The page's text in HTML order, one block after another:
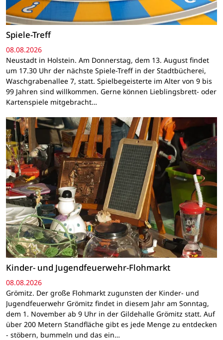
Spiele-Treff
08.08.2026
Neustadt in Holstein. Am Donnerstag, dem 13. August findet
um 17.30 Uhr der nächste Spiele-Treff in der Stadtbücherei,
Waschgrabenallee 7, statt. Spielbegeisterte im Alter von 9 bis
99 Jahren sind willkommen. Gerne können Lieblingsbrett- oder
Kartenspiele mitgebracht…
Kinder- und Jugendfeuerwehr-Flohmarkt
08.08.2026
Grömitz. Der große Flohmarkt zugunsten der Kinder- und
Jugendfeuerwehr Grömitz findet in diesem Jahr am Sonntag,
dem 1. November ab 9 Uhr in der Gildehalle Grömitz statt. Auf
über 200 Metern Standfläche gibt es jede Menge zu entdecken
- stöbern, bummeln und das ein…